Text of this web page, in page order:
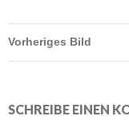
Vorheriges Bild
SCHREIBE EINEN